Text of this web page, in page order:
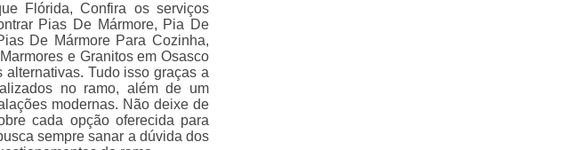
Flórida, Confira os serviços
Pias De Mármore, Pia De
De Mármore Para Cozinha,
e Granitos em Osasco
Tudo isso graças a
no ramo, além de um
modernas. Não deixe de
cada opção oferecida para
sempre sanar a dúvida dos